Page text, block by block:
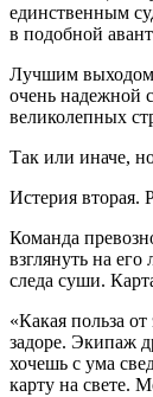
единственным
в подобной
Лучшим выходом
очень надежной
великолепных
Так или иначе,
Истерия вторая.
Команда
взглянуть на
следа суши.
«Какая польза
задоре. Экипаж
хочешь с ума
карту на свете.